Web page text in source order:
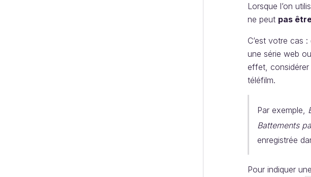
Lorsque l’on
ne peut pas
C’est votre cas
une série web
effet, considérer
téléfilm.
Par exemple,
Battements
enregistrée
Pour indiquer